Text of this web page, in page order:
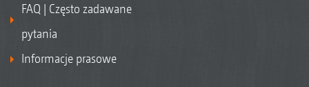
FAQ | Często zadawane
pytania
Informacje prasowe